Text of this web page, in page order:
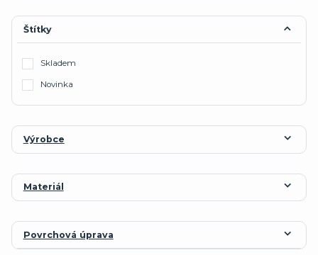
Štítky
Skladem
Novinka
Výrobce
Materiál
Povrchová úprava